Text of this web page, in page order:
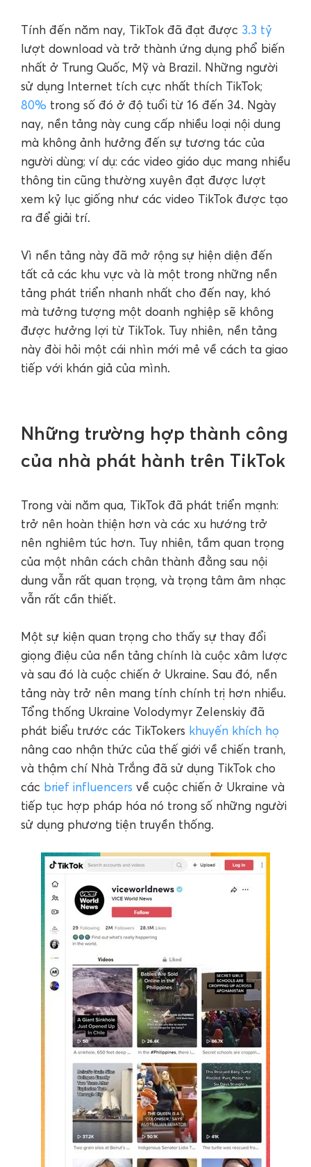
Tính đến năm nay, TikTok đã đạt được 3.3 tỷ
lượt download và trở thành ứng dụng phổ biến
nhất ở Trung Quốc, Mỹ và Brazil. Những người
sử dụng Internet tích cực nhất thích TikTok;
80% trong số đó ở độ tuổi từ 16 đến 34. Ngày
nay, nền tảng này cung cấp nhiều loại nội dung
mà không ảnh hưởng đến sự tương tác của
người dùng; ví dụ: các video giáo dục mang nhiều
thông tin cũng thường xuyên đạt được lượt
xem kỷ lục giống như các video TikTok được tạo
ra để giải trí.
Vì nền tảng này đã mở rộng sự hiện diện đến
tất cả các khu vực và là một trong những nền
tảng phát triển nhanh nhất cho đến nay, khó
mà tưởng tượng một doanh nghiệp sẽ không
được hưởng lợi từ TikTok. Tuy nhiên, nền tảng
này đòi hỏi một cái nhìn mới mẻ về cách ta giao
tiếp với khán giả của mình.
Những trường hợp thành công
của nhà phát hành trên TikTok
Trong vài năm qua, TikTok đã phát triển mạnh:
trở nên hoàn thiện hơn và các xu hướng trở
nên nghiêm túc hơn. Tuy nhiên, tầm quan trọng
của một nhân cách chân thành đằng sau nội
dung vẫn rất quan trọng, và trọng tâm âm nhạc
vẫn rất cần thiết.
Một sự kiện quan trọng cho thấy sự thay đổi
giọng điệu của nền tảng chính là cuộc xâm lược
và sau đó là cuộc chiến ở Ukraine. Sau đó, nền
tảng này trở nên mang tính chính trị hơn nhiều.
Tổng thống Ukraine Volodymyr Zelenskiy đã
phát biểu trước các TikTokers khuyến khích họ
nâng cao nhận thức của thế giới về chiến tranh,
và thậm chí Nhà Trắng đã sử dụng TikTok cho
các brief influencers về cuộc chiến ở Ukraine và
tiếp tục hợp pháp hóa nó trong số những người
sử dụng phương tiện truyền thống.